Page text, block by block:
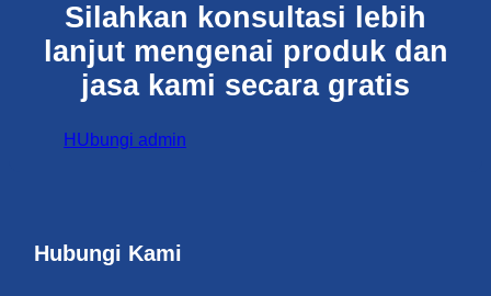
Silahkan konsultasi lebih
lanjut mengenai produk dan
jasa kami secara gratis
HUbungi admin
Hubungi Kami